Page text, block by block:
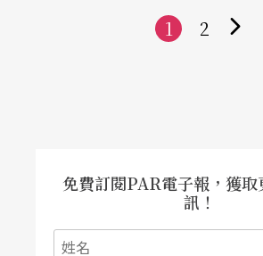
1 2
免費訂閱PAR電子報，獲取
訊！